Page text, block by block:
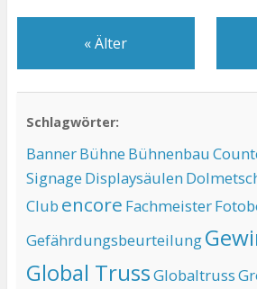
«Älter
Schlagwörter:
BannerBühne Bühnenbau
Signage Displaysäulen
Club encore Fachmeister
Gefährdungsbeurteilung
Global TrussGlobaltruss